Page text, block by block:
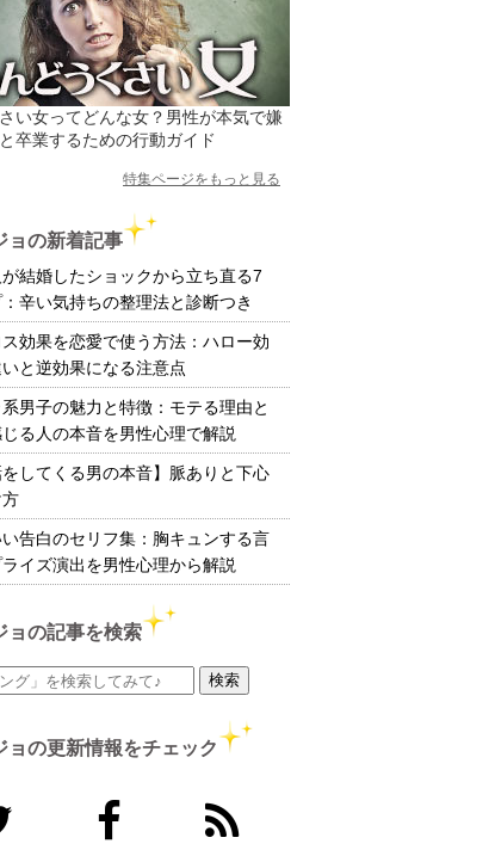
い女ってどんな女？男性が本気で嫌
卒業するための行動ガイド
特集ページをもっと見る
ョの新着記事
結婚したショックから立ち直る7
辛い気持ちの整理法と診断つき
効果を恋愛で使う方法：ハロー効
と逆効果になる注意点
男子の魅力と特徴：モテる理由と
る人の本音を男性心理で解説
をしてくる男の本音】脈ありと下心
告白のセリフ集：胸キュンする言
イズ演出を男性心理から解説
ョの記事を検索
ョの更新情報をチェック